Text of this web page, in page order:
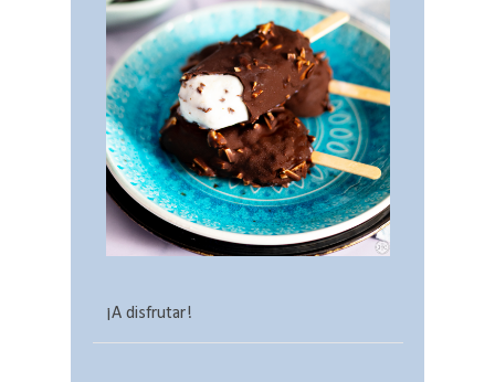
¡A disfrutar!